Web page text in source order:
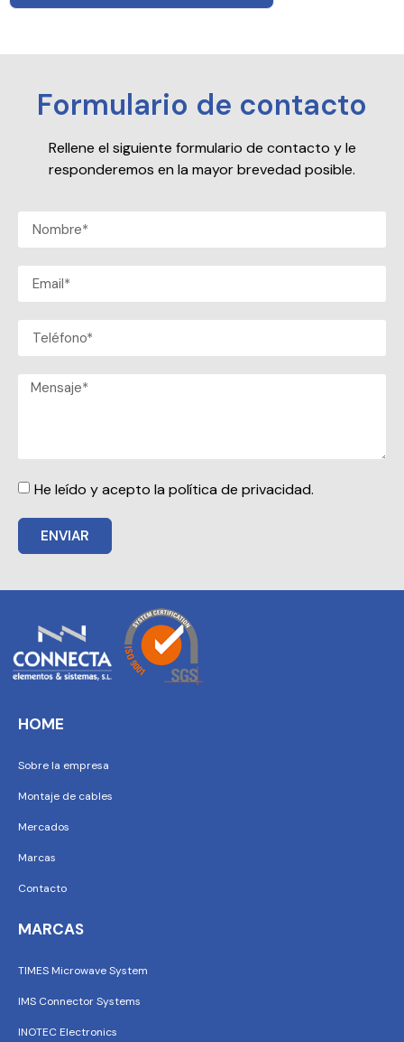
Formulario de contacto
Rellene el siguiente formulario de contacto y le
responderemos en la mayor brevedad posible.
He leído y acepto la política de privacidad.
ENVIAR
HOME
Sobre la empresa
Montaje de cables
Mercados
Marcas
Contacto
MARCAS
TIMES Microwave System
IMS Connector Systems
INOTEC Electronics